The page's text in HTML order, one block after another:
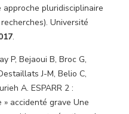
pluridisciplinaire
Université
.
P, Bejaoui B, Broc G,
J-M, Belio C,
A. ESPARR 2 :
» accidenté grave Une